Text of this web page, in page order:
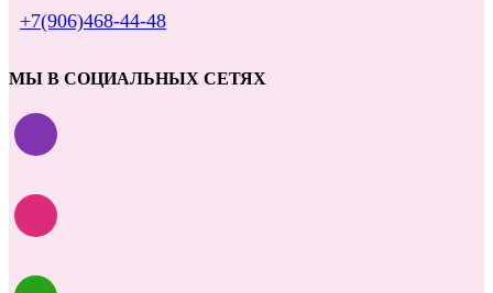
+7(906)468-44-48
МЫ В СОЦИАЛЬНЫХ СЕТЯХ